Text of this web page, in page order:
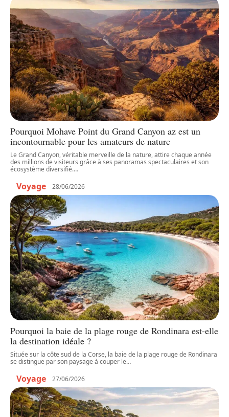
Pourquoi Mohave Point du Grand Canyon az est un
incontournable pour les amateurs de nature
Le Grand Canyon, véritable merveille de la nature, attire chaque année
des millions de visiteurs grâce à ses panoramas spectaculaires et son
écosystème diversifié.…
Voyage 28/06/2026
Pourquoi la baie de la plage rouge de Rondinara est-elle
la destination idéale ?
Située sur la côte sud de la Corse, la baie de la plage rouge de Rondinara
se distingue par son paysage à couper le…
Voyage 27/06/2026